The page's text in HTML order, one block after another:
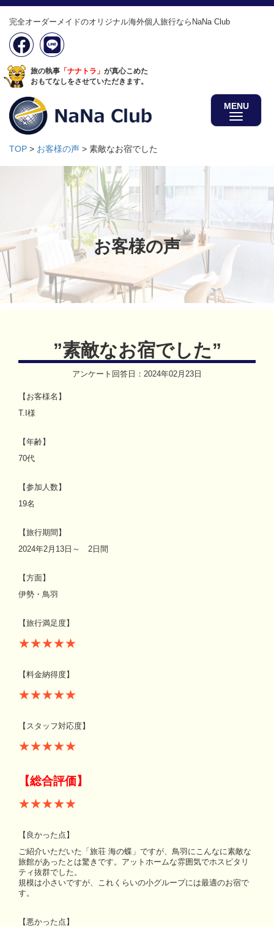
完全オーダーメイドのオリジナル海外個人旅行ならNaNa Club
旅の執事 「ナナトラ」 が真心こめた
おもてなしをさせていただきます。
MENU
TOP > お客様の声 > 素敵なお宿でした
お客様の声
”素敵なお宿でした”
アンケート回答日： 2024年02月23日
【お客様名】
T.I様
【年齢】
70代
【参加人数】
19名
【旅行期間】
2024年2月13日～ 2日間
【方面】
伊勢・鳥羽
【旅行満足度】
★★★★★
【料金納得度】
★★★★★
【スタッフ対応度】
★★★★★
【総合評価】
★★★★★
【良かった点】
ご紹介いただいた「旅荘 海の蝶」ですが、鳥羽にこんなに素敵な
旅館があったとは驚きです。アットホームな雰囲気でホスピタリ
ティ抜群でした。
規模は小さいですが、これくらいの小グループには最適のお宿で
す。
【悪かった点】